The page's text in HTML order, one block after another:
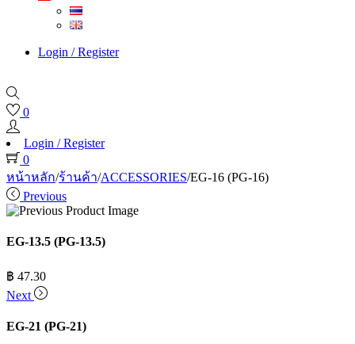
Login / Register
0
Login / Register
0
หน้าหลัก/ร้านค้า/ACCESSORIES/EG-16 (PG-16)
Previous
EG-13.5 (PG-13.5)
฿ 47.30
Next
EG-21 (PG-21)